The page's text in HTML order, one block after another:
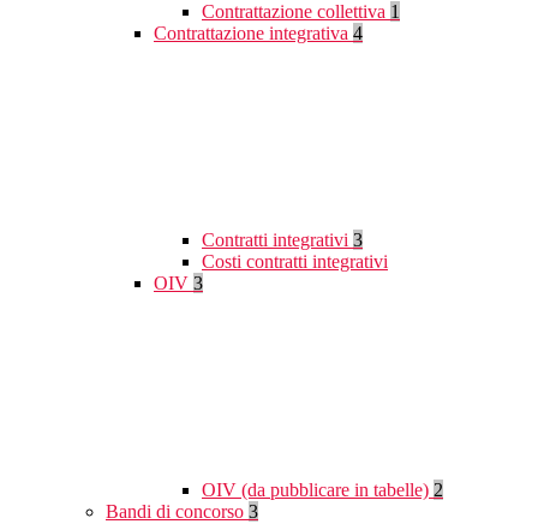
Contrattazione collettiva 1
Contrattazione integrativa 4
Contratti integrativi 3
Costi contratti integrativi
OIV 3
OIV (da pubblicare in tabelle) 2
Bandi di concorso 3